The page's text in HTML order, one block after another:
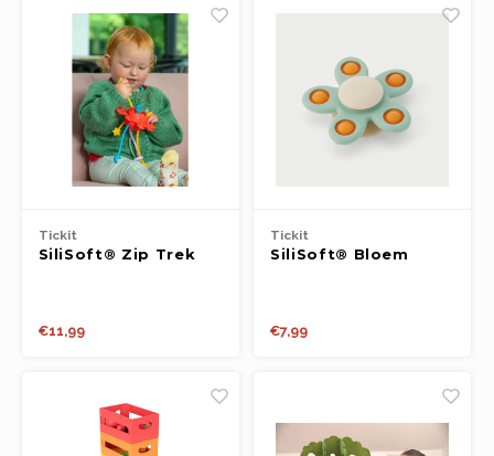
Tickit
SiliSoft® Zip Trek
€11,99
Tickit
SiliSoft® Bloem
€7,99